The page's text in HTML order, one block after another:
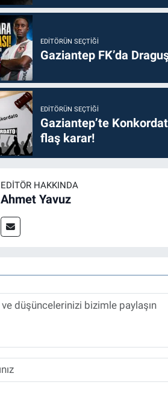
EDITÖRÜN SEÇTIĞI
Gaziantep FK’da
EDITÖRÜN SEÇTIĞI
Gaziantep’te
flaş karar!
EDITÖR HAKKINDA
Ahmet Yavuz